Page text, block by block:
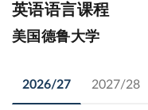
英语语言课程
美国德鲁大学
2026/27 2027/28